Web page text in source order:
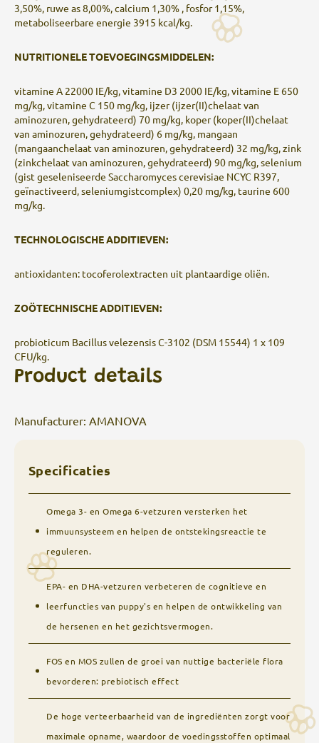
3,50%, ruwe as 8,00%, calcium 1,30% , fosfor 1,15%,
metaboliseerbare energie 3915 kcal/kg.
NUTRITIONELE TOEVOEGINGSMIDDELEN:
vitamine A 22000 IE/kg, vitamine D3 2000 IE/kg, vitamine E 650
mg/kg, vitamine C 150 mg/kg, ijzer (ijzer(II)chelaat van
aminozuren, gehydrateerd) 70 mg/kg, koper (koper(II)chelaat
van aminozuren, gehydrateerd) 6 mg/kg, mangaan
(mangaanchelaat van aminozuren, gehydrateerd) 32 mg/kg, zink
(zinkchelaat van aminozuren, gehydrateerd) 90 mg/kg, selenium
(gist geseleniseerde Saccharomyces cerevisiae NCYC R397,
geïnactiveerd, seleniumgistcomplex) 0,20 mg/kg, taurine 600
mg/kg.
TECHNOLOGISCHE ADDITIEVEN:
antioxidanten: tocoferolextracten uit plantaardige oliën.
ZOÖTECHNISCHE ADDITIEVEN:
probioticum Bacillus velezensis C-3102 (DSM 15544) 1 x 109
CFU/kg.
Product details
Manufacturer: AMANOVA
Specificaties
Omega 3- en Omega 6-vetzuren versterken het
immuunsysteem en helpen de ontstekingsreactie te
reguleren.
EPA- en DHA-vetzuren verbeteren de cognitieve en
leerfuncties van puppy's en helpen de ontwikkeling van
de hersenen en het gezichtsvermogen.
FOS en MOS zullen de groei van nuttige bacteriële flora
bevorderen: prebiotisch effect
De hoge verteerbaarheid van de ingrediënten zorgt voor
maximale opname, waardoor de voedingsstoffen optimaal